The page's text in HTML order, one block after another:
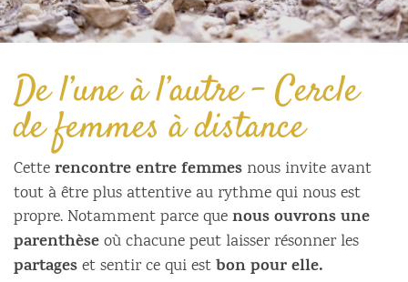
De l’une à l’autre – Cercle
de femmes à distance
Cetterencontre entre femmes nous invite avant
tout à être plus attentive au rythme qui nous est
propre. Notamment parce quenous ouvrons une
parenthèseoù chacune peut laisser résonner les
partageset sentir ce qui estbon pour elle.